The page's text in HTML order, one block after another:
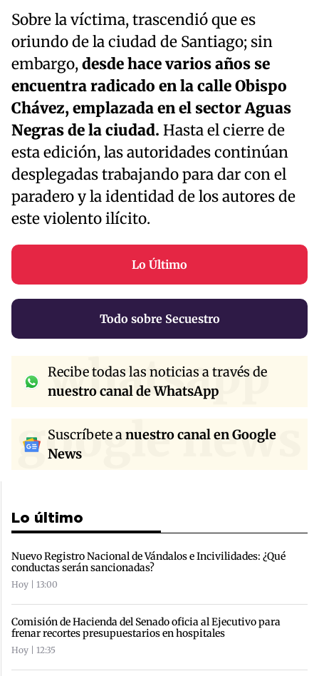
Sobre la víctima, trascendió que es
oriundo de la ciudad de Santiago; sin
embargo,desde hace varios años se
encuentra radicado en la calle Obispo
Chávez, emplazada en el sector Aguas
Negras de la ciudad. Hasta el cierre de
esta edición, las autoridades continúan
desplegadas trabajando para dar con el
paradero y la identidad de los autores de
este violento ilícito.
Lo Último
Todo sobre Secuestro
whatsapp
Recibe todas las noticias a través de
nuestro canal de WhatsApp
google news
Suscríbete anuestro canal en Google
News
Lo último
Nuevo Registro Nacional de Vándalos e Incivilidades: ¿Qué
conductas serán sancionadas?
Hoy | 13:00
Comisión de Hacienda del Senado oficia al Ejecutivo para
frenar recortes presupuestarios en hospitales
Hoy | 12:35